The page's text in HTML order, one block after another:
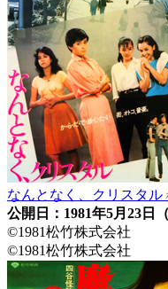
なんとなく、クリスタル
公開日：1981年5月23日（
©1981松竹株式会社
©1981松竹株式会社